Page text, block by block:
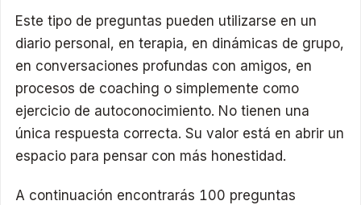
Este tipo de preguntas pueden utilizarse en un
diario personal, en terapia, en dinámicas de grupo,
en conversaciones profundas con amigos, en
procesos de coaching o simplemente como
ejercicio de autoconocimiento. No tienen una
única respuesta correcta. Su valor está en abrir un
espacio para pensar con más honestidad.
A continuación encontrarás 100 preguntas